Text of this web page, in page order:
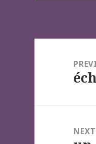
l’article
NEXT